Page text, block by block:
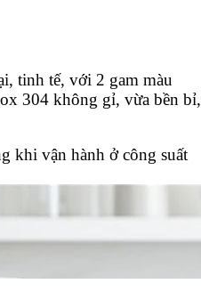
tinh tế, với 2 gam màu
304 không gỉ, vừa bền bỉ,
khi vận hành ở công suất